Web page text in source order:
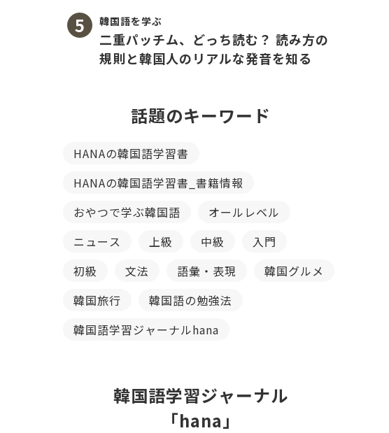
韓国語を学ぶ
二重パッチム、どっち読む？ 読み方の
規則と韓国人のリアルな発音を知る
話題のキーワード
HANAの韓国語学習書
HANAの韓国語学習書_書籍情報
おやつで学ぶ韓国語
オールレベル
ニュース
上級 中級
入門
初級
文法 語彙・表現
韓国グルメ
韓国旅行
韓国語の勉強法
韓国語学習ジャーナルhana
韓国語学習ジャーナル
「hana」